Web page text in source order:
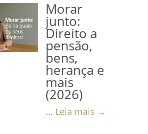
Morar
junto:
Direito a
pensão,
bens,
herança e
mais
(2026)
... Leia mais →